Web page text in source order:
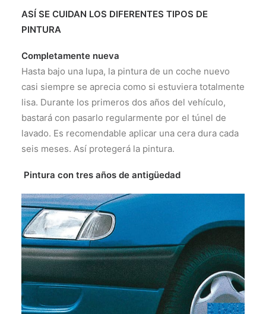
ASÍ SE CUIDAN LOS DIFERENTES TIPOS DE
PINTURA
Completamente nueva
Hasta bajo una lupa, la pintura de un coche nuevo
casi siempre se aprecia como si estuviera totalmente
lisa. Durante los primeros dos años del vehículo,
bastará con pasarlo regularmente por el túnel de
lavado. Es recomendable aplicar una cera dura cada
seis meses. Así protegerá la pintura.
Pintura con tres años de antigüedad